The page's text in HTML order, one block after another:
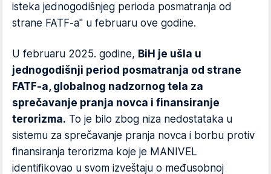
isteka jednogodišnjeg perioda posmatranja od
strane FATF-a" u februaru ove godine.
U februaru 2025. godine, BiH je ušla u
jednogodišnji period posmatranja od strane
FATF-a, globalnog nadzornog tela za
sprečavanje pranja novca i finansiranje
terorizma. To je bilo zbog niza nedostataka u
sistemu za sprečavanje pranja novca i borbu protiv
finansiranja terorizma koje je MANIVEL
identifikovao u svom izveštaju o međusobnoj